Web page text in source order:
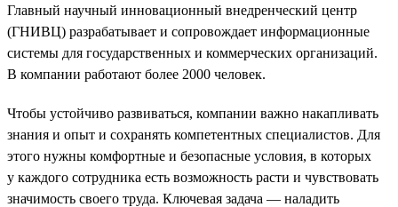
Главный научный инновационный внедренческий центр
(ГНИВЦ) разрабатывает и сопровождает информационные
системы для государственных и коммерческих организаций.
В компании работают более 2000 человек.
Чтобы устойчиво развиваться, компании важно накапливать
знания и опыт и сохранять компетентных специалистов. Для
этого нужны комфортные и безопасные условия, в которых
у каждого сотрудника есть возможность расти и чувствовать
значимость своего труда. Ключевая задача — наладить